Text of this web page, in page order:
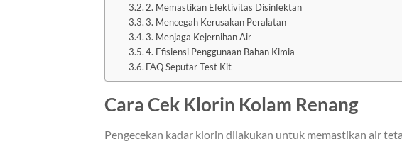
2. Memastikan Efektivitas Disinfektan
3. Mencegah Kerusakan Peralatan
3. Menjaga Kejernihan Air
4. Efisiensi Penggunaan Bahan Kimia
FAQ Seputar Test Kit
Cara Cek Klorin Kolam Renang
Pengecekan kadar klorin dilakukan untuk memastikan air